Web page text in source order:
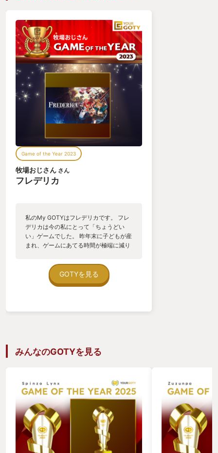
Game of the Year 2023
牧場おじさん さん
フレデリカ
私のMy GOTYはフレデリカです。 フレ
デリカは今の私にとって「ちょうどい
い」ゲームでした。 昨年末に子どもが産
まれ、ゲームにあてる時間が極端に減り
る作品がない中、私はフレデリカに出会
いました。 フレデリカはマーベラスから
発売されたアクションＲＰＧゲームで
出来るのです。そして、毎日無理なく続
けられる。 ストーリーもあっさりとして
空いてもあれっ何してたんだっけとなら
ないくらいのストーリー。でも、無意味
ではないのです。 そして、私の苦手なア
クションでありながら初心者にも優しい
難易度設定なのがまたちょうどいい。ア
クション苦手な人あるあるなのですが、
苦手だからイージーから始めると歯ごた
えが無さ過ぎて飽きがきてしまうので
GOTYを見る
みんなのGOTYを見る